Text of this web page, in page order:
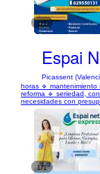
1/1
Espai
Picassent
horas 🔹
reforma 🔹 seriedad,
necesidades con
1/1